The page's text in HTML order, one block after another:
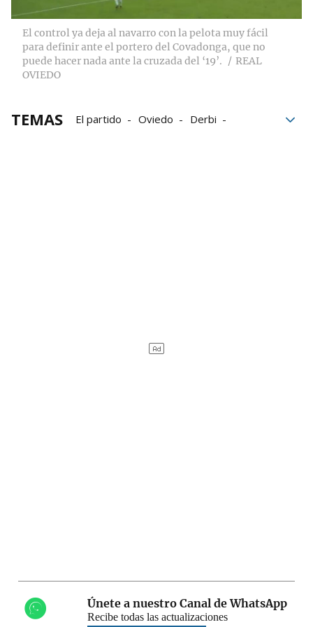
El control ya deja al navarro con la pelota muy fácil
para definir ante el portero del Covadonga, que no
puede hacer nada ante la cruzada del ‘19’.
REAL
OVIEDO
TEMAS El partido Oviedo
Derbi
Únete a nuestro Canal de WhatsApp
Recibe todas las actualizaciones